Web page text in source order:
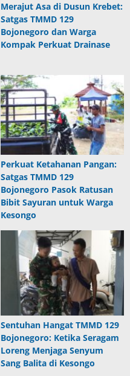
Merajut Asa di Dusun Krebet:
Satgas TMMD 129
Bojonegoro dan Warga
Kompak Perkuat Drainase
Perkuat Ketahanan Pangan:
Satgas TMMD 129
Bojonegoro Pasok Ratusan
Bibit Sayuran untuk Warga
Kesongo
Sentuhan Hangat TMMD 129
Bojonegoro: Ketika Seragam
Loreng Menjaga Senyum
Sang Balita di Kesongo